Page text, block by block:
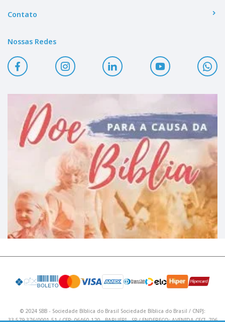
Contato
Nossas Redes
© 2024 SBB - Sociedade Bíblica do Brasil Sociedade Bíblica do Brasil / CNPJ:
33.579.376/0001-51 / CEP: 06460-120 - BARUERI - SP / ENDEREÇO: AVENIDA CECI, 706